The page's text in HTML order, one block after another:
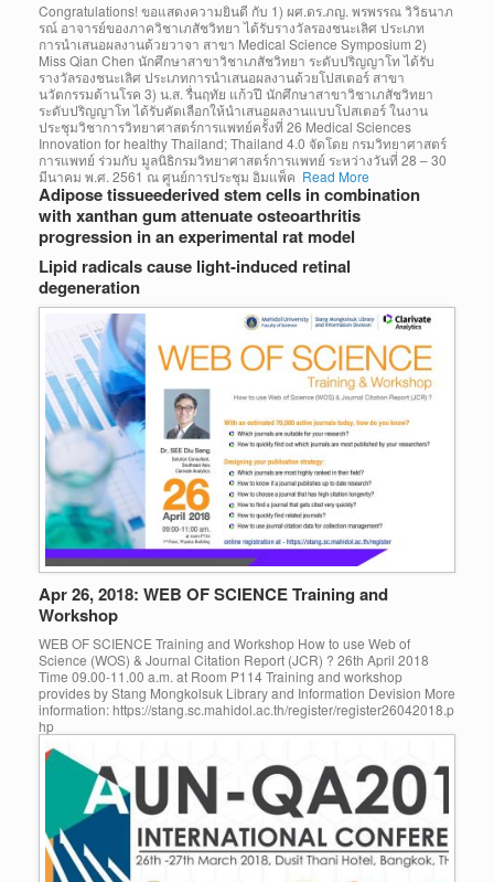
Congratulations! ขอแสดงความยินดี กับ 1) ผศ.ดร.ภญ. พรพรรณ วิวิธนาภ
รณ์ อาจารย์ของภาควิชาเภสัชวิทยา ได้รับรางวัลรองชนะเลิศ ประเภท
การนำเสนอผลงานด้วยวาจา สาขา Medical Science Symposium 2)
Miss Qian Chen นักศึกษาสาขาวิชาเภสัชวิทยา ระดับปริญญาโท ได้รับ
รางวัลรองชนะเลิศ ประเภทการนำเสนอผลงานด้วยโปสเตอร์ สาขา
นวัตกรรมด้านโรค 3) น.ส. รื่นฤทัย แก้วปึ นักศึกษาสาขาวิชาเภสัชวิทยา
ระดับปริญญาโท ได้รับคัดเลือกให้นำเสนอผลงานแบบโปสเตอร์ ในงาน
ประชุมวิชาการวิทยาศาสตร์การแพทย์ครั้งที่ 26 Medical Sciences
Innovation for healthy Thailand; Thailand 4.0 จัดโดย กรมวิทยาศาสตร์
การแพทย์ ร่วมกับ มูลนิธิกรมวิทยาศาสตร์การแพทย์ ระหว่างวันที่ 28 – 30
มีนาคม พ.ศ. 2561 ณ ศูนย์การประชุม อิมแพ็ค Read More
Adipose tissueederived stem cells in combination
with xanthan gum attenuate osteoarthritis
progression in an experimental rat model
Lipid radicals cause light-induced retinal
degeneration
Apr 26, 2018: WEB OF SCIENCE Training and
Workshop
WEB OF SCIENCE Training and Workshop How to use Web of
Science (WOS) & Journal Citation Report (JCR) ? 26th April 2018
Time 09.00-11.00 a.m. at Room P114 Training and workshop
provides by Stang Mongkolsuk Library and Information Devision More
information: https://stang.sc.mahidol.ac.th/register/register26042018.p
hp